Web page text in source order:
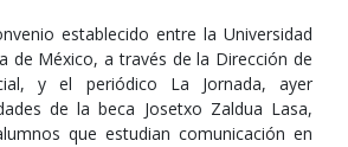
establecido entre la Universidad
de México, a través de la Dirección de
y el periódico La Jornada, ayer
de la beca Josetxo Zaldua Lasa,
que estudian comunicación en